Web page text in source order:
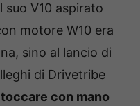
suo V10 aspirato
motore W10 era
sino al lancio di
di Drivetribe
toccare con mano